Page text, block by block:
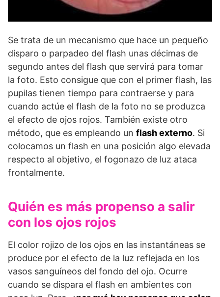
Se trata de un mecanismo que hace un pequeño
disparo o parpadeo del flash unas décimas de
segundo antes del flash que servirá para tomar
la foto. Esto consigue que con el primer flash, las
pupilas tienen tiempo para contraerse y para
cuando actúe el flash de la foto no se produzca
el efecto de ojos rojos. También existe otro
método, que es empleando un flash externo. Si
colocamos un flash en una posición algo elevada
respecto al objetivo, el fogonazo de luz ataca
frontalmente.
Quién es más propenso a salir
con los ojos rojos
El color rojizo de los ojos en las instantáneas se
produce por el efecto de la luz reflejada en los
vasos sanguíneos del fondo del ojo. Ocurre
cuando se dispara el flash en ambientes con